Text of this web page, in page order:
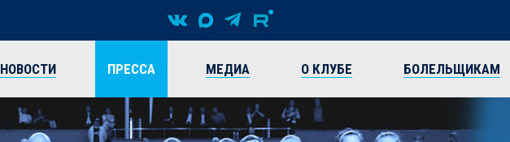
НОВОСТИ ПРЕССА МЕДИА О КЛУБЕ БОЛЕЛЬЩИКАМ